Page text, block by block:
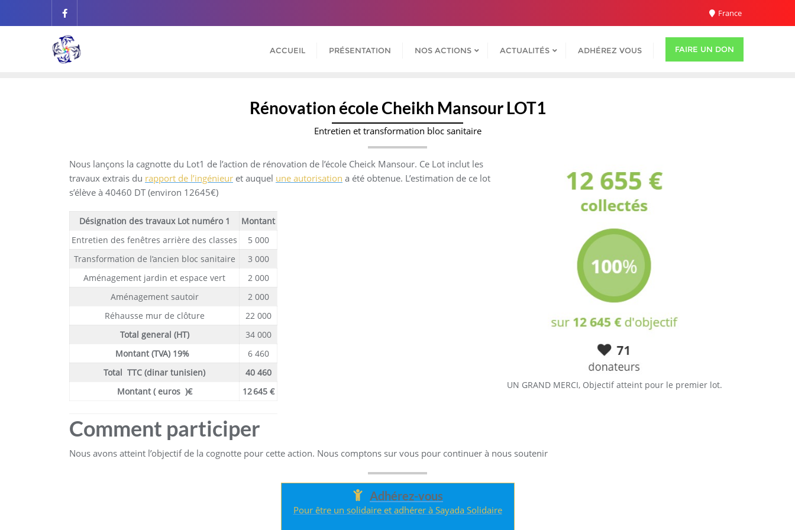
France
ACCUEIL PRÉSENTATION NOS ACTIONS ACTUALITÉS ADHÉREZ VOUS FAIRE UN DON
Rénovation école Cheikh Mansour LOT1
Entretien et transformation bloc sanitaire
Nous lançons la cagnotte du Lot1 de l’action de rénovation de l’école Cheick Mansour. Ce Lot inclut les
travaux extrais du rapport de l’ingénieur et auquel une autorisation a été obtenue. L’estimation de ce lot
s’élève à 40460 DT (environ 12645€)
Désignation des travaux Lot numéro 1
Montant
Entretien des fenêtres arrière des classes
5 000
Transformation de l’ancien bloc sanitaire
3 000
Aménagement jardin et espace vert
2 000
Aménagement sautoir
2 000
Réhausse mur de clôture
22 000
Total general (HT)
34 000
Montant (TVA) 19%
6 460
Total TTC (dinar tunisien)
40 460
Montant ( euros )€
12 645 €
UN GRAND MERCI, Objectif atteint pour le premier lot.
Comment participer
Nous avons atteint l’objectif de la cognotte pour cette action. Nous comptons sur vous pour continuer à nous soutenir
Adhérez-vous
Pour être un solidaire et adhérer à Sayada Solidaire